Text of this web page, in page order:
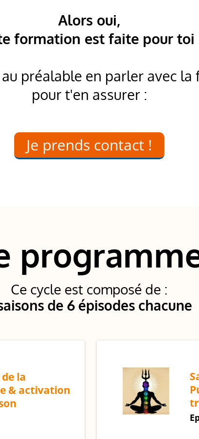
Alors oui,
formation est faite pour toi
préalable en parler avec la
pour t'en assurer :
Je prends contact !
Ce cycle est composé de :
de 6 épisodes chacune
la
& activation